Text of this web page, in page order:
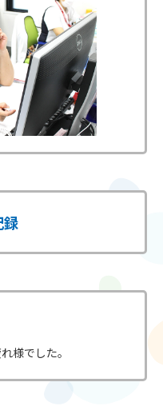
録
様でした。